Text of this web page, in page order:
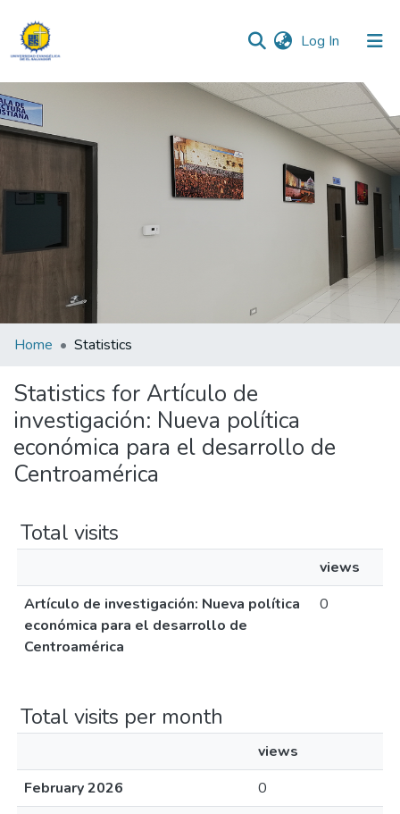
Log In (current)
Communities & Collections
All of DSpace
Home Statistics
Statistics for Artículo de
investigación: Nueva política
económica para el desarrollo de
Centroamérica
Total visits
views
Artículo de investigación: Nueva política
económica para el desarrollo de
Centroamérica
0
Total visits per month
views
February 2026
0